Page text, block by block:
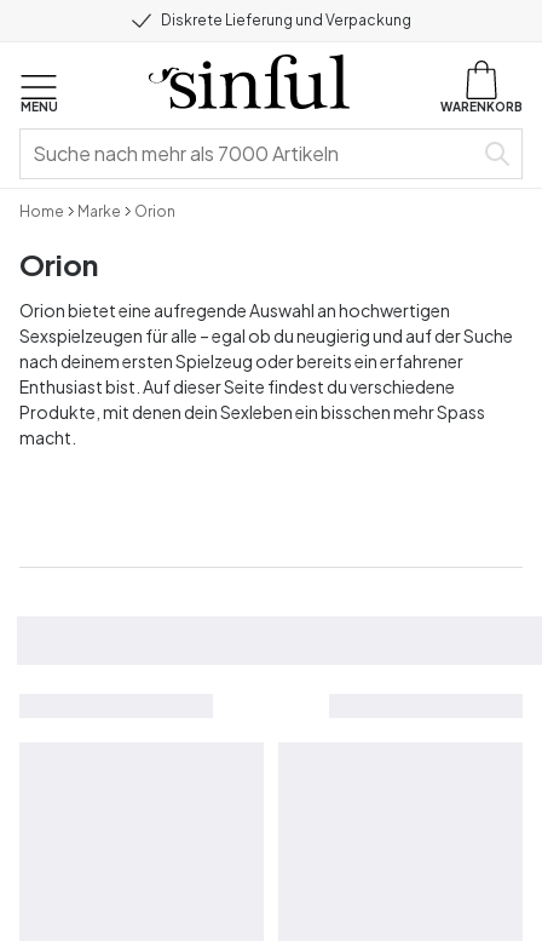
Diskrete Lieferung und Verpackung
MENU WARENKORB
Home Marke Orion
Orion
Orion bietet eine aufregende Auswahl an hochwertigen
Sexspielzeugen für alle – egal ob du neugierig und auf der Suche
nach deinem ersten Spielzeug oder bereits ein erfahrener
Enthusiast bist. Auf dieser Seite findest du verschiedene
Produkte, mit denen dein Sexleben ein bisschen mehr Spass
macht.